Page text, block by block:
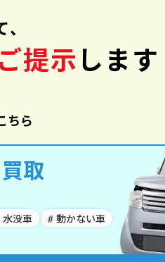
提示します
ちら
取
水没車 # 動かない車